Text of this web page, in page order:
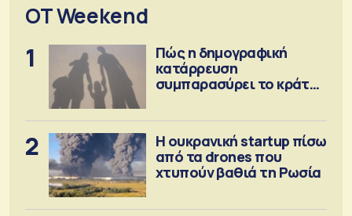
OT Weekend
1
Πώς η δημογραφική
κατάρρευση
συμπαρασύρει το κράτος
2
Η ουκρανική startup πίσω
από τα drones που
χτυπούν βαθιά τη Ρωσία